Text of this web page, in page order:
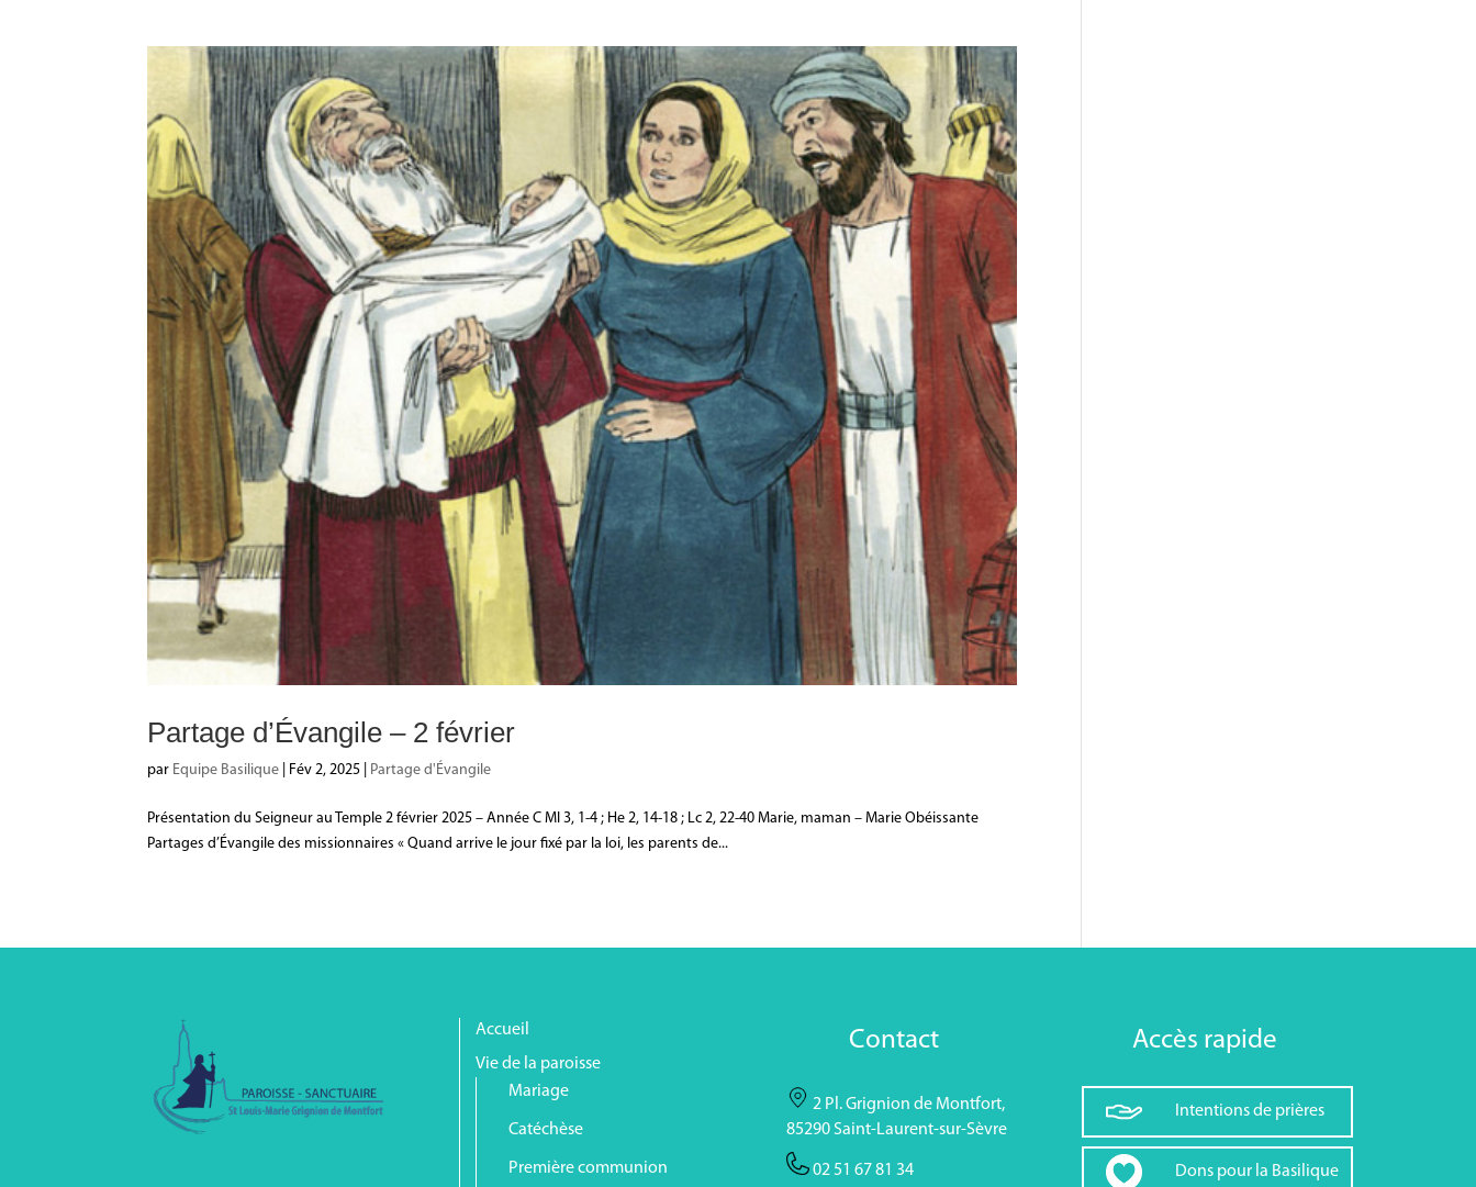
Partage d’Évangile – 2 février
par Equipe Basilique Fév 2, 2025 Partage d'Évangile
Présentation du Seigneur au Temple 2 février 2025 – Année C Ml 3, 1-4 ; He 2, 14-18 ; Lc 2, 22-40 Marie, maman – Marie Obéissante
Partages d’Évangile des missionnaires « Quand arrive le jour fixé par la loi, les parents de...
Accueil
Vie de la paroisse
Mariage
Catéchèse
Première communion
Contact
2 Pl. Grignion de Montfort,
85290 Saint-Laurent-sur-Sèvre
02 51 67 81 34
Accès rapide
Intentions de prières
Dons pour la Basilique